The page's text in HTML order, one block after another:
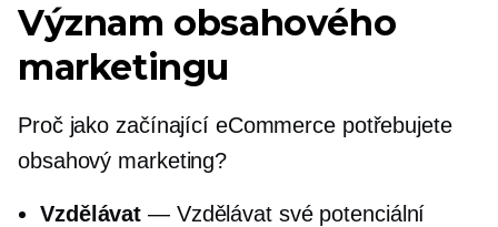
Význam obsahového
marketingu
Proč jako začínající eCommerce potřebujete
obsahový marketing?
Vzdělávat — Vzdělávat své potenciální